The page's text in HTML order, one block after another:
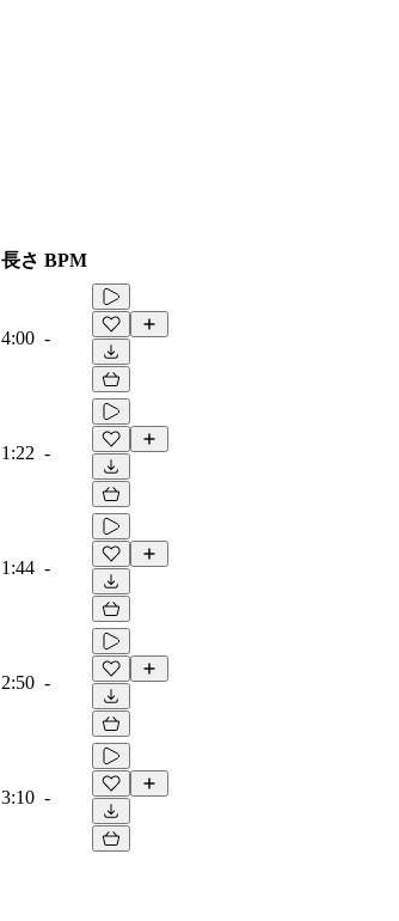
長さ BPM
4:00 -
1:22 -
1:44 -
2:50 -
3:10 -